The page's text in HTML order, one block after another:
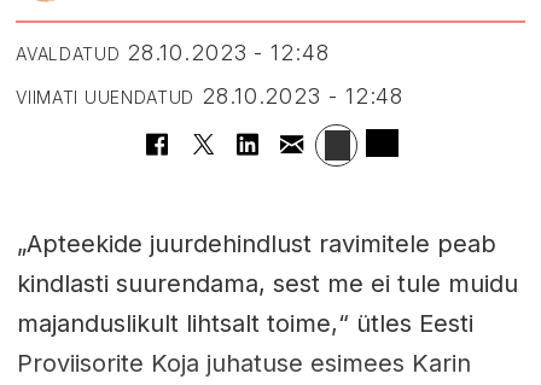
AVALDATUD 28.10.2023 - 12:48
VIIMATI UUENDATUD 28.10.2023 - 12:48
„Apteekide juurdehindlust ravimitele peab
kindlasti suurendama, sest me ei tule muidu
majanduslikult lihtsalt toime,“ ütles Eesti
Proviisorite Koja juhatuse esimees Karin